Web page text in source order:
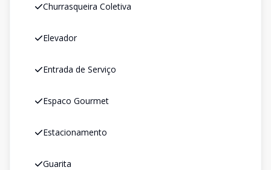
Churrasqueira Coletiva
Elevador
Entrada de Serviço
Espaco Gourmet
Estacionamento
Guarita